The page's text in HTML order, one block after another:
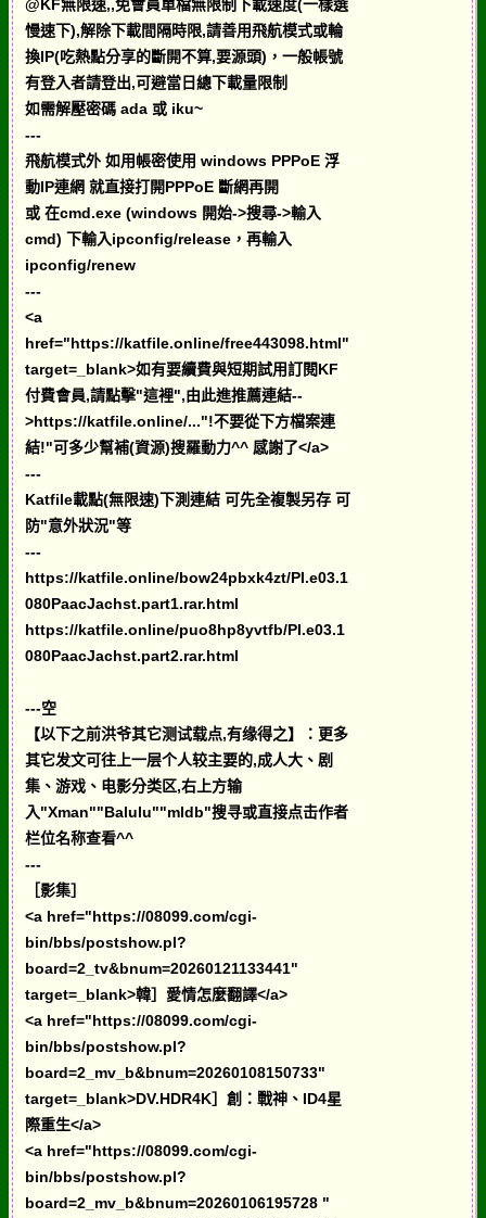
@KF無限速,,免會員單檔無限制下載速度(一樣選
慢速下),解除下載間隔時限,請善用飛航模式或輪
換IP(吃熱點分享的斷開不算,要源頭)，一般帳號
有登入者請登出,可避當日總下載量限制
如需解壓密碼 ada 或 iku~
---
飛航模式外 如用帳密使用 windows PPPoE 浮
動IP連網 就直接打開PPPoE 斷網再開
或 在cmd.exe (windows 開始->搜尋->輸入
cmd) 下輸入ipconfig/release，再輸入
ipconfig/renew
---
<a
href="https://katfile.online/free443098.html"
target=_blank>如有要續費與短期試用訂閱KF
付費會員,請點擊"這裡",由此進推薦連結--
>https://katfile.online/..."!不要從下方檔案連
結!"可多少幫補(資源)搜羅動力^^ 感謝了</a>
---
Katfile載點(無限速)下測連結 可先全複製另存 可
防"意外狀況"等
---
https://katfile.online/bow24pbxk4zt/PI.e03.1
080PaacJachst.part1.rar.html
https://katfile.online/puo8hp8yvtfb/PI.e03.1
080PaacJachst.part2.rar.html
---空
【以下之前洪爷其它测试载点,有缘得之】：更多
其它发文可往上一层个人较主要的,成人大、剧
集、游戏、电影分类区,右上方输
入"Xman""Balulu""mldb"搜寻或直接点击作者
栏位名称查看^^
---
［影集］
<a href="https://08099.com/cgi-
bin/bbs/postshow.pl?
board=2_tv&bnum=20260121133441"
target=_blank>韓］愛情怎麼翻譯</a>
<a href="https://08099.com/cgi-
bin/bbs/postshow.pl?
board=2_mv_b&bnum=20260108150733"
target=_blank>DV.HDR4K］創：戰神、ID4星
際重生</a>
<a href="https://08099.com/cgi-
bin/bbs/postshow.pl?
board=2_mv_b&bnum=20260106195728 "